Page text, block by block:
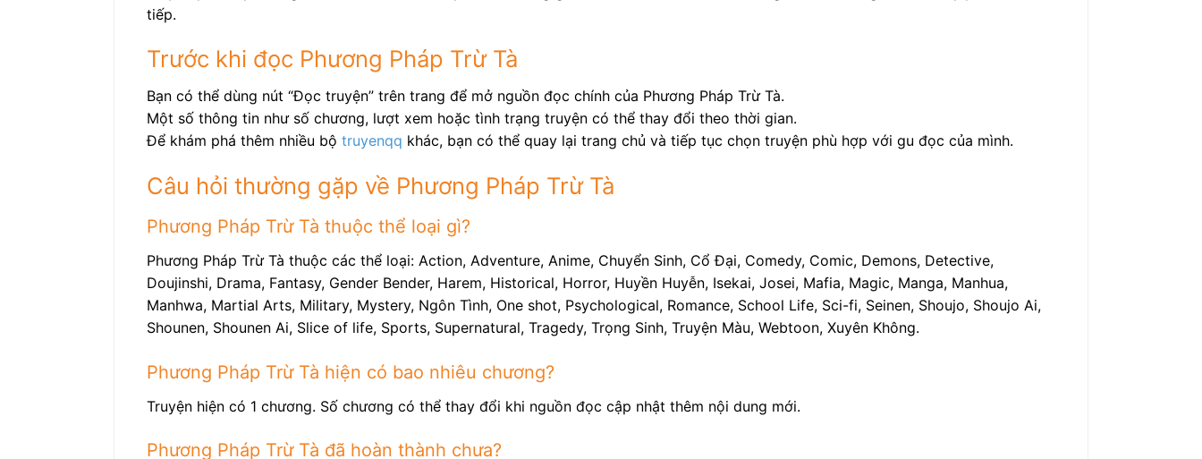
tiếp.
Trước khi đọc Phương Pháp Trừ Tà
Bạn có thể dùng nút “Đọc truyện” trên trang để mở nguồn đọc chính của Phương Pháp Trừ Tà.
Một số thông tin như số chương, lượt xem hoặc tình trạng truyện có thể thay đổi theo thời gian.
Để khám phá thêm nhiều bộ truyenqq khác, bạn có thể quay lại trang chủ và tiếp tục chọn truyện phù hợp với gu đọc của mình.
Câu hỏi thường gặp về Phương Pháp Trừ Tà
Phương Pháp Trừ Tà thuộc thể loại gì?
Phương Pháp Trừ Tà thuộc các thể loại: Action, Adventure, Anime, Chuyển Sinh, Cổ Đại, Comedy, Comic, Demons, Detective,
Doujinshi, Drama, Fantasy, Gender Bender, Harem, Historical, Horror, Huyền Huyễn, Isekai, Josei, Mafia, Magic, Manga, Manhua,
Manhwa, Martial Arts, Military, Mystery, Ngôn Tình, One shot, Psychological, Romance, School Life, Sci-fi, Seinen, Shoujo, Shoujo Ai,
Shounen, Shounen Ai, Slice of life, Sports, Supernatural, Tragedy, Trọng Sinh, Truyện Màu, Webtoon, Xuyên Không.
Phương Pháp Trừ Tà hiện có bao nhiêu chương?
Truyện hiện có 1 chương. Số chương có thể thay đổi khi nguồn đọc cập nhật thêm nội dung mới.
Phương Pháp Trừ Tà đã hoàn thành chưa?